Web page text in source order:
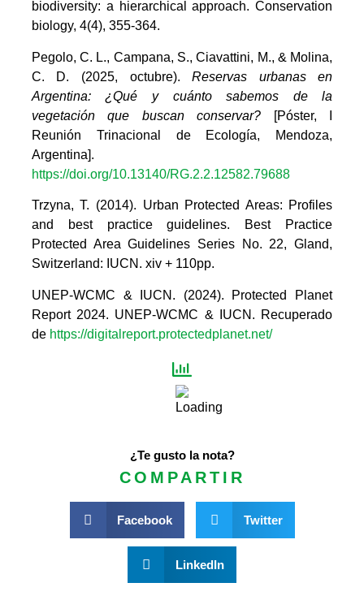
biodiversity: a hierarchical approach. Conservation
biology, 4(4), 355-364.
Pegolo, C. L., Campana, S., Ciavattini, M., & Molina,
C. D. (2025, octubre).Reservas urbanas en
Argentina: ¿Qué y cuánto sabemos de la
vegetación que buscan conservar? [Póster, I
Reunión Trinacional de Ecología, Mendoza,
Argentina].
https://doi.org/10.13140/RG.2.2.12582.79688
Trzyna, T. (2014). Urban Protected Areas: Profiles
and best practice guidelines. Best Practice
Protected Area Guidelines Series No. 22, Gland,
Switzerland: IUCN. xiv + 110pp.
UNEP-WCMC & IUCN. (2024). Protected Planet
Report 2024. UNEP-WCMC & IUCN. Recuperado
de https://digitalreport.protectedplanet.net/
¿Te gusto la nota?
COMPARTIR
Facebook Twitter
LinkedIn